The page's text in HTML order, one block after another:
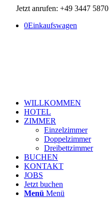
Jetzt anrufen: +49 3447 5870
0Einkaufswagen
WILLKOMMEN
HOTEL
ZIMMER
Einzelzimmer
Doppelzimmer
Dreibettzimmer
BUCHEN
KONTAKT
JOBS
Jetzt buchen
Menü Menü